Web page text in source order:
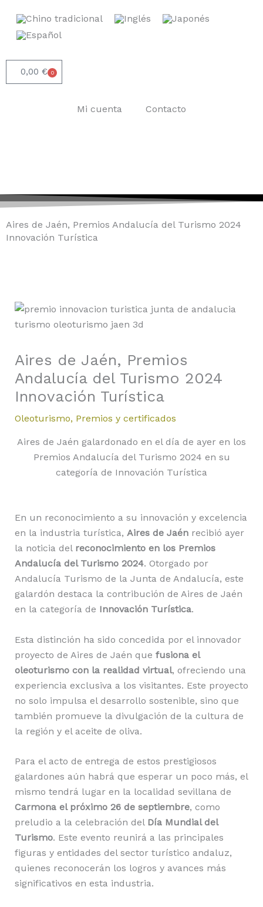
contenido
0,00 € 0
Carrito
Mi cuenta Contacto
Aires de Jaén, Premios Andalucía del Turismo 2024
Innovación Turística
Aires de Jaén, Premios
Andalucía del Turismo 2024
Innovación Turística
Oleoturismo, Premios y certificados
Aires de Jaén galardonado en el día de ayer en los
Premios Andalucía del Turismo 2024 en su
categoría de Innovación Turística
En un reconocimiento a su innovación y excelencia
en la industria turística, Aires de Jaénrecibió ayer
la noticia del reconocimiento en los Premios
Andalucía del Turismo 2024. Otorgado por
Andalucía Turismo de la Junta de Andalucía, este
galardón destaca la contribución de Aires de Jaén
en la categoría de Innovación Turística.
Esta distinción ha sido concedida por el innovador
proyecto de Aires de Jaén que fusiona el
oleoturismo con la realidad virtual, ofreciendo una
experiencia exclusiva a los visitantes. Este proyecto
no solo impulsa el desarrollo sostenible, sino que
también promueve la divulgación de la cultura de
la región y el aceite de oliva.
Para el acto de entrega de estos prestigiosos
galardones aún habrá que esperar un poco más, el
mismo tendrá lugar en la localidad sevillana de
Carmona el próximo 26 de septiembre, como
preludio a la celebración del Día Mundial del
Turismo. Este evento reunirá a las principales
figuras y entidades del sector turístico andaluz,
quienes reconocerán los logros y avances más
significativos en esta industria.